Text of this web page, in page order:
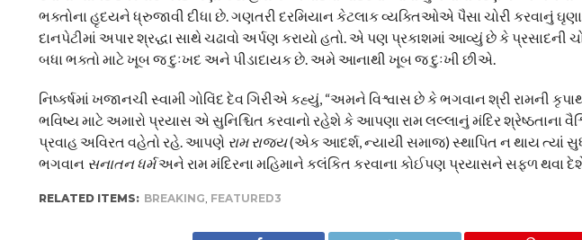
ભક્તોના હૃદયને ધ્રુજાવી દીધા છે. ગણતરી દરમિયાન કેટલાક વ્યક્તિઓએ પૈસા ચોરી કરવાનું
દાનપેટીમાં અપાર શ્રદ્ધા સાથે ચઢાવો અર્પણ કરાયો હતો. એ પણ પ્રકાશમાં આવ્યું છે કે પ્રસાદની
બધા ભક્તો માટે ખૂબ જ દુઃખદ અને પીડાદાયક છે. અમે આનાથી ખૂબ જ દુઃખી છીએ.
નિષ્કર્ષમાં ખજાનચી સ્વામી ગોવિંદ દેવ ગિરીએ કહ્યું, “અમને વિશ્વાસ છે કે ભગવાન શ્રી રામની
ભવિષ્ય માટે અમારો પ્રયાસ એ સુનિશ્ચિત કરવાનો રહેશે કે આપણા રામ લલ્લાનું મંદિર શ્રેષ્ઠતાના
પ્રવાહ અવિરત વહેતો રહે. આપણે રામ રાજ્ય(એક આદર્શ, ન્યાયી સમાજ) સ્થાપિત ન થાય ત્યાં
ભગવાન સનાતન ધર્મઅને રામ મંદિરના મહિમાને કલંકિત કરવાના કોઈપણ પ્રયાસને સફળ થવા
RELATED ITEMS: BREAKING, FEATURED3